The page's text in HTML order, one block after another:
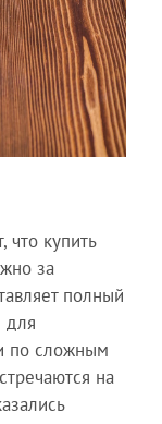
что купить
за
полный
для
по сложным
на